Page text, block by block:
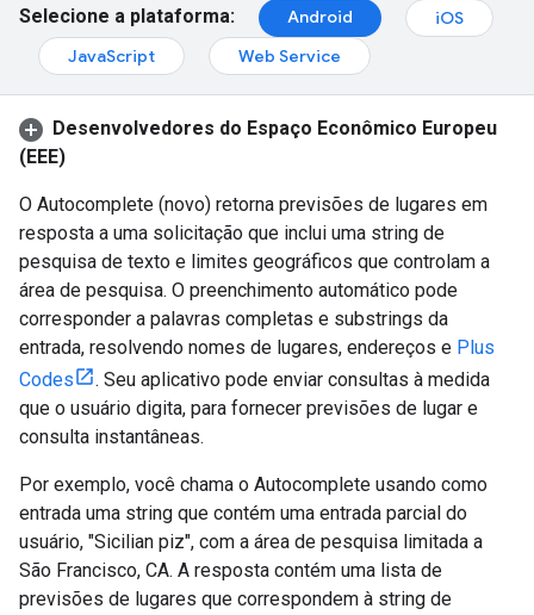
Selecione a plataforma: Android
iOS
JavaScript
Web Service
Desenvolvedores do Espaço Econômico Europeu
(EEE)
O Autocomplete (novo) retorna previsões de lugares em
resposta a uma solicitação que inclui uma string de
pesquisa de texto e limites geográficos que controlam a
área de pesquisa. O preenchimento automático pode
corresponder a palavras completas e substrings da
entrada, resolvendo nomes de lugares, endereços e Plus
Codes
. Seu aplicativo pode enviar consultas à medida
que o usuário digita, para fornecer previsões de lugar e
consulta instantâneas.
Por exemplo, você chama o Autocomplete usando como
entrada uma string que contém uma entrada parcial do
usuário, "Sicilian piz", com a área de pesquisa limitada a
São Francisco, CA. A resposta contém uma lista de
previsões de lugares que correspondem à string de